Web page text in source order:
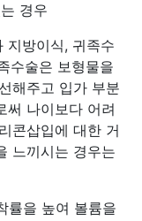
경우
지방이식, 귀족수
수술은 보형물을
해주고 입가 부분
써 나이보다 어려
콘삽입에 대한 거
느끼시는 경우는
률을 높여 볼륨을